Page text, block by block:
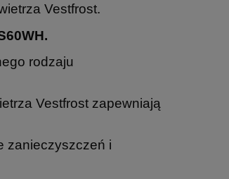
Vestfrost.
rodzaju
Vestfrost zapewniają
zanieczyszczeń i